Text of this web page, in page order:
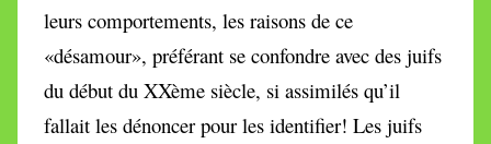
leurs comportements, les raisons de ce
«désamour», préférant se confondre avec des juifs
du début du XXème siècle, si assimilés qu’il
fallait les dénoncer pour les identifier! Les juifs